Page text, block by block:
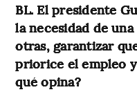
BL. El presidente
la necesidad de
otras, garantizar
priorice el empleo
qué opina?